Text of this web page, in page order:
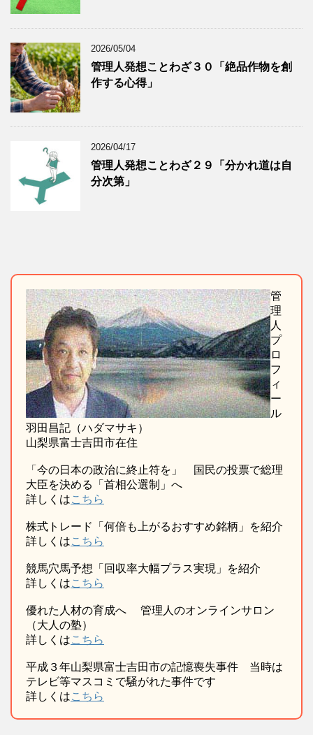
2026/05/04
管理人発想ことわざ３０「絶品作物を創
作する心得」
2026/04/17
管理人発想ことわざ２９「分かれ道は自
分次第」
管
理
人
プ
ロ
フ
ィ
ー
ル
羽田昌記（ハダマサキ）
山梨県富士吉田市在住
「今の日本の政治に終止符を」 国民の投票で総理
大臣を決める「首相公選制」へ
詳しくはこちら
株式トレード「何倍も上がるおすすめ銘柄」を紹介
詳しくはこちら
競馬穴馬予想「回収率大幅プラス実現」を紹介
詳しくはこちら
優れた人材の育成へ 管理人のオンラインサロン
（大人の塾）
詳しくはこちら
平成３年山梨県富士吉田市の記憶喪失事件 当時は
テレビ等マスコミで騒がれた事件です
詳しくはこちら